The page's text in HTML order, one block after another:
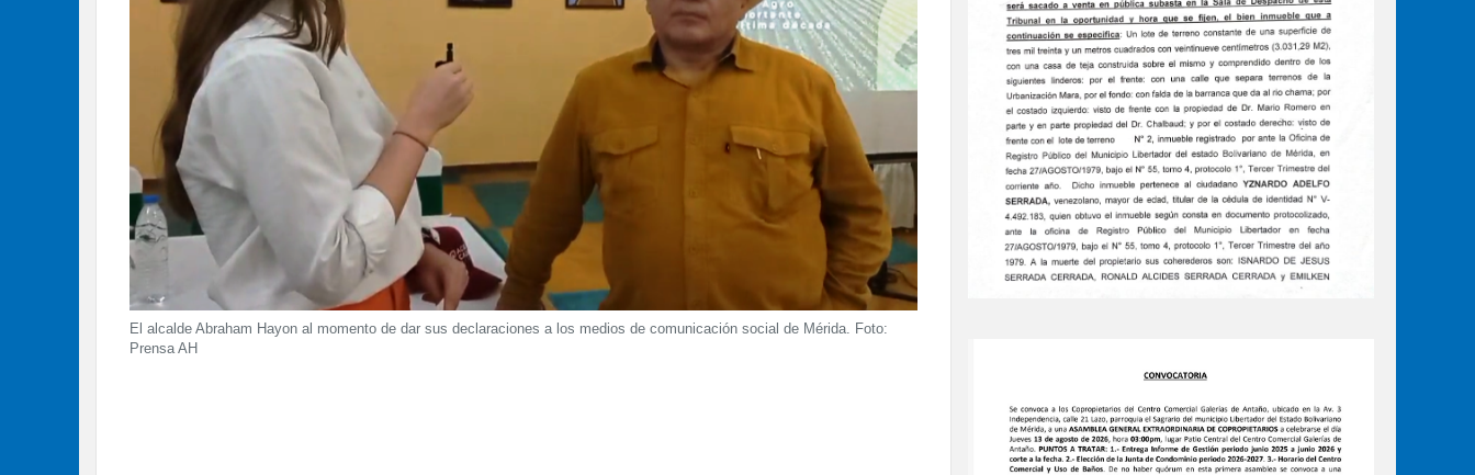
El alcalde Abraham Hayon al momento de dar sus declaraciones a los medios de comunicación social de Mérida. Foto:
Prensa AH